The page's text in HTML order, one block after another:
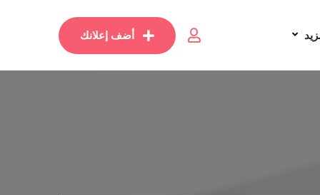
أضف إعلانك